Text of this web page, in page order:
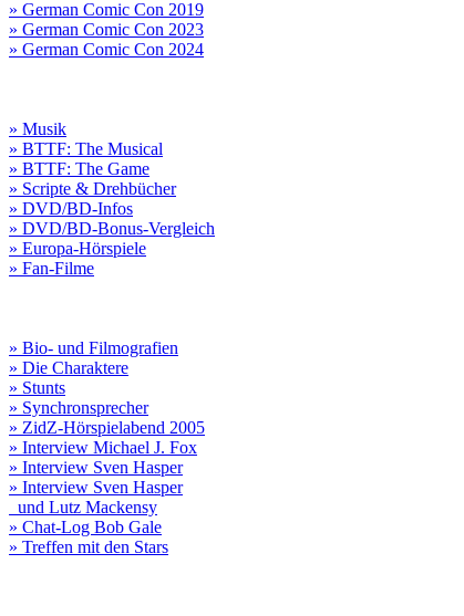
» German Comic Con 2019
» German Comic Con 2023
» German Comic Con 2024
» Musik
» BTTF: The Musical
» BTTF: The Game
» Scripte & Drehbücher
» DVD/BD-Infos
» DVD/BD-Bonus-Vergleich
» Europa-Hörspiele
» Fan-Filme
» Bio- und Filmografien
» Die Charaktere
» Stunts
» Synchronsprecher
» ZidZ-Hörspielabend 2005
» Interview Michael J. Fox
» Interview Sven Hasper
» Interview Sven Hasper
und Lutz Mackensy
» Chat-Log Bob Gale
» Treffen mit den Stars